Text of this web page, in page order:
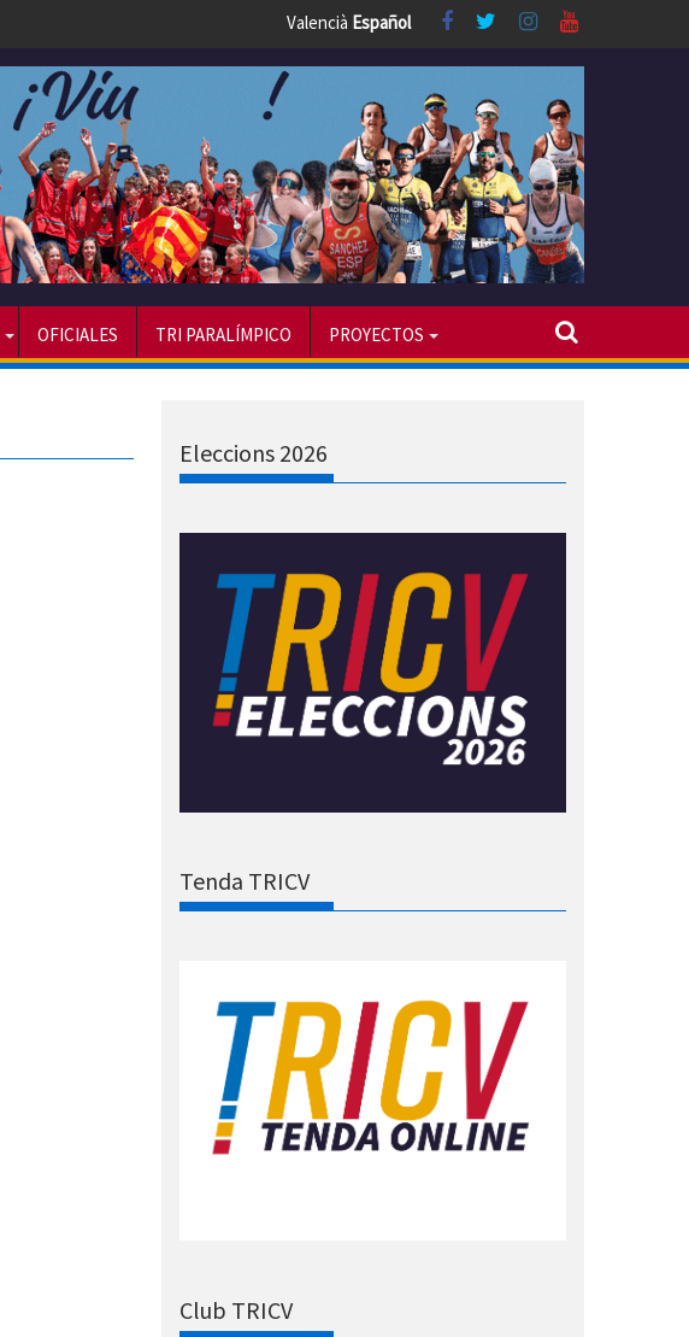
Valencià Español
OFICIALES TRI PARALÍMPICO PROYECTOS
Eleccions 2026
Tenda TRICV
Club TRICV